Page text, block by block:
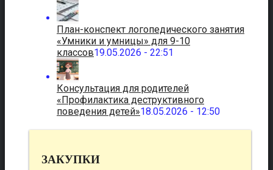
План-конспект логопедического занятия
«Умники и умницы» для 9-10
классов19.05.2026 - 22:51
Консультация для родителей
«Профилактика деструктивного
поведения детей»18.05.2026 - 12:50
ЗАКУПКИ